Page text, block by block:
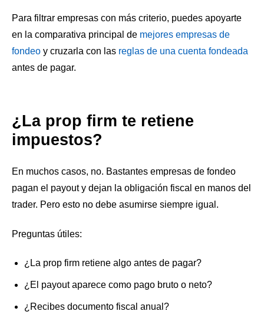
Para filtrar empresas con más criterio, puedes apoyarte
en la comparativa principal de mejores empresas de
fondeo y cruzarla con las reglas de una cuenta fondeada
antes de pagar.
¿La prop firm te retiene
impuestos?
En muchos casos, no. Bastantes empresas de fondeo
pagan el payout y dejan la obligación fiscal en manos del
trader. Pero esto no debe asumirse siempre igual.
Preguntas útiles:
¿La prop firm retiene algo antes de pagar?
¿El payout aparece como pago bruto o neto?
¿Recibes documento fiscal anual?